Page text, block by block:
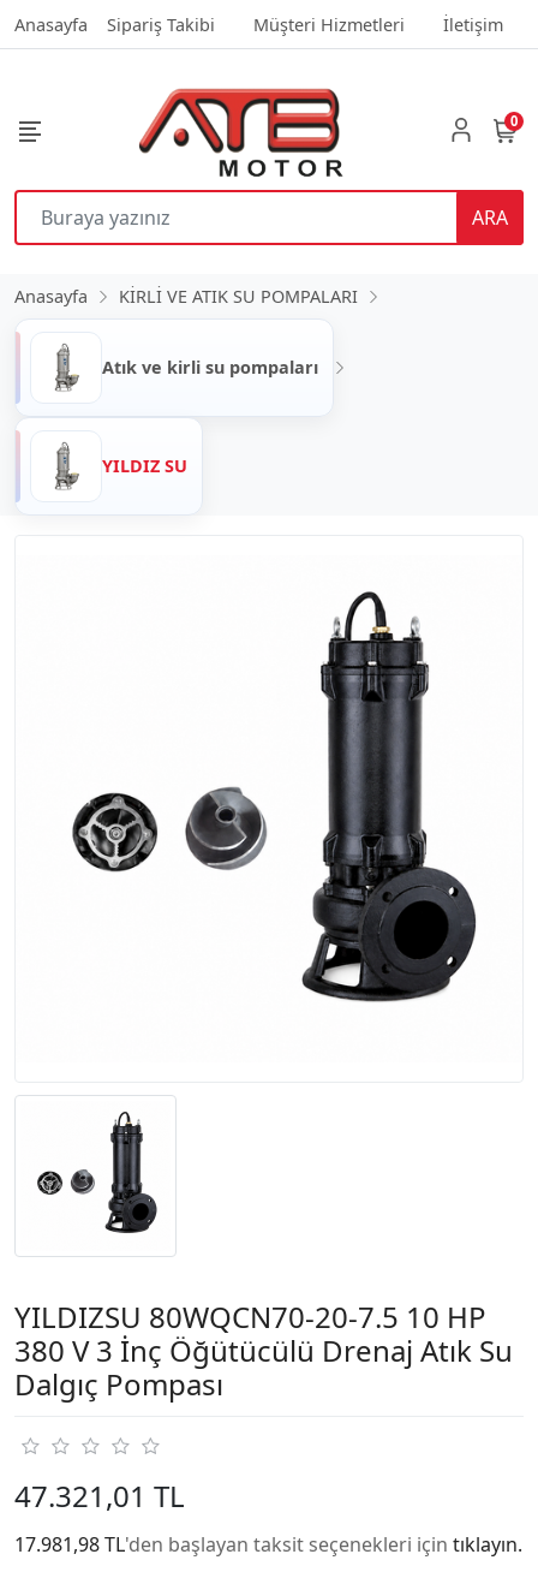
Anasayfa Sipariş Takibi Müşteri Hizmetleri İletişim
ARA
0
Anasayfa KİRLİ VE ATIK SU POMPALARI
Atık ve kirli su pompaları
YILDIZ SU
YILDIZSU 80WQCN70-20-7.5 10 HP
380 V 3 İnç Öğütücülü Drenaj Atık Su
Dalgıç Pompası
47.321,01 TL
17.981,98 TL'den başlayan taksit seçenekleri için tıklayın.